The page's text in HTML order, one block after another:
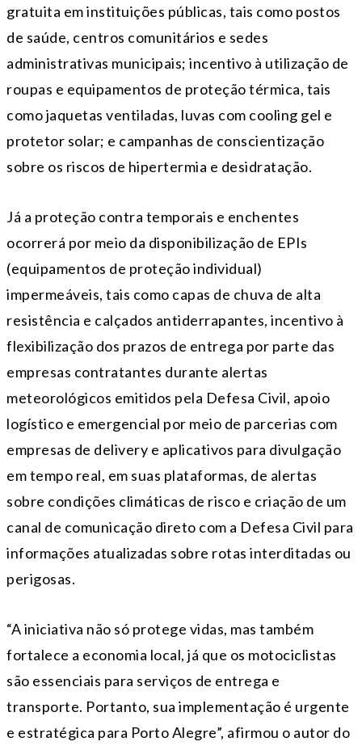
gratuita em instituições públicas, tais como postos
de saúde, centros comunitários e sedes
administrativas municipais; incentivo à utilização de
roupas e equipamentos de proteção térmica, tais
como jaquetas ventiladas, luvas com cooling gel e
protetor solar; e campanhas de conscientização
sobre os riscos de hipertermia e desidratação.
Já a proteção contra temporais e enchentes
ocorrerá por meio da disponibilização de EPIs
(equipamentos de proteção individual)
impermeáveis, tais como capas de chuva de alta
resistência e calçados antiderrapantes, incentivo à
flexibilização dos prazos de entrega por parte das
empresas contratantes durante alertas
meteorológicos emitidos pela Defesa Civil, apoio
logístico e emergencial por meio de parcerias com
empresas de delivery e aplicativos para divulgação
em tempo real, em suas plataformas, de alertas
sobre condições climáticas de risco e criação de um
canal de comunicação direto com a Defesa Civil para
informações atualizadas sobre rotas interditadas ou
perigosas.
“A iniciativa não só protege vidas, mas também
fortalece a economia local, já que os motociclistas
são essenciais para serviços de entrega e
transporte. Portanto, sua implementação é urgente
e estratégica para Porto Alegre”, afirmou o autor do